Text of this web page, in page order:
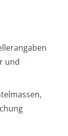
und